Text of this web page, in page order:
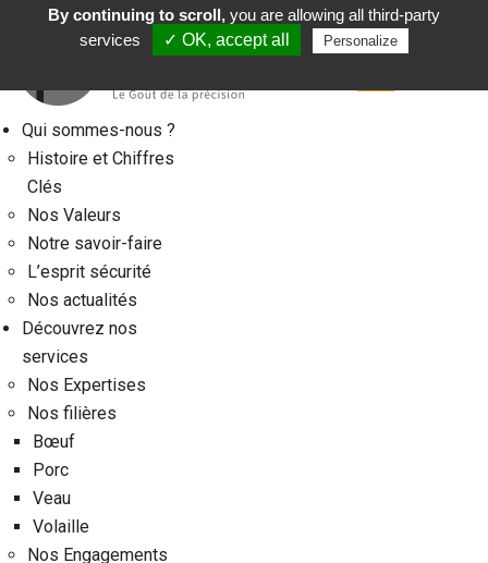
Qui sommes-nous ?
Histoire et Chiffres
Clés
Nos Valeurs
Notre savoir-faire
L’esprit sécurité
Nos actualités
Découvrez nos
services
Nos Expertises
Nos filières
Bœuf
Porc
Veau
Volaille
Nos Engagements
Français
By continuing to scroll,you are allowing all third-party
services
✓ OK, accept all Personalize